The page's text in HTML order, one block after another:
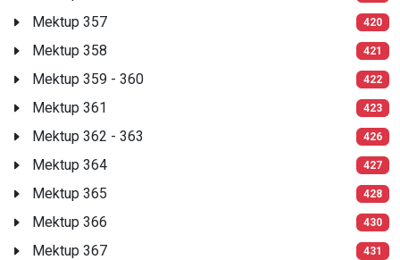
Mektup 357 420
Mektup 358 421
Mektup 359 - 360 422
Mektup 361 423
Mektup 362 - 363 426
Mektup 364 427
Mektup 365 428
Mektup 366 430
Mektup 367 431